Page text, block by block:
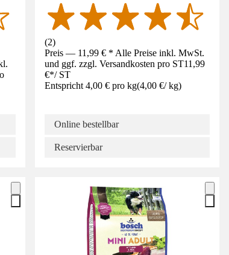
(2)
Preis — 11,99 € * Alle Preise inkl. MwSt.
und ggf. zzgl. Versandkosten pro ST11,99
€*/ ST
Entspricht 4,00 € pro kg(4,00 €/ kg)
Online bestellbar
Reservierbar